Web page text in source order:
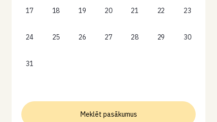
17 18 19 20 21 22 23
24 25 26 27 28 29 30
31
Meklēt pasākumus